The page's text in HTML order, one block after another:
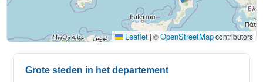
Leaflet | ©OpenStreetMapcontributors
Grote steden in het departement